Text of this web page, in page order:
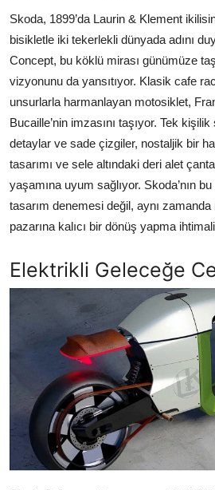
Skoda, 1899’da Laurin & Klement
bisikletle iki tekerlekli dünyada adını
Concept, bu köklü mirası günümüze
vizyonunu da yansıtıyor. Klasik cafe
unsurlarla harmanlayan motosiklet,
Bucaille’nin imzasını taşıyor. Tek
detaylar ve sade çizgiler, nostaljik bir
tasarımı ve sele altındaki deri alet
yaşamına uyum sağlıyor. Skoda’nın
tasarım denemesi değil, aynı
pazarına kalıcı bir dönüş yapma
Elektrikli Geleceğe